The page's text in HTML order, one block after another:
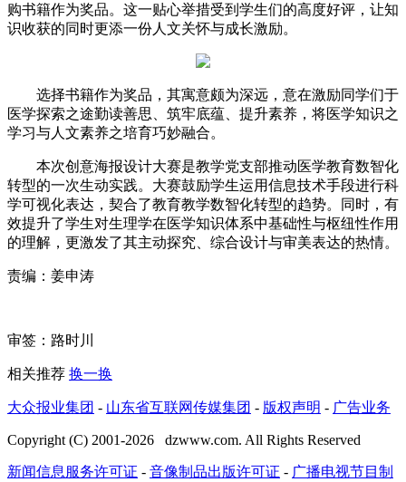
购书籍作为奖品。这一贴心举措受到学生们的高度好评，让知
识收获的同时更添一份人文关怀与成长激励。
选择书籍作为奖品，其寓意颇为深远，意在激励同学们于
医学探索之途勤读善思、筑牢底蕴、提升素养，将医学知识之
学习与人文素养之培育巧妙融合。
本次创意海报设计大赛是教学党支部推动医学教育数智化
转型的一次生动实践。大赛鼓励学生运用信息技术手段进行科
学可视化表达，契合了教育教学数智化转型的趋势。同时，有
效提升了学生对生理学在医学知识体系中基础性与枢纽性作用
的理解，更激发了其主动探究、综合设计与审美表达的热情。
责编：姜申涛
审签：路时川
相关推荐 换一换
大众报业集团 - 山东省互联网传媒集团 - 版权声明 - 广告业务
Copyright (C) 2001-2026 dzwww.com. All Rights Reserved
新闻信息服务许可证 - 音像制品出版许可证 - 广播电视节目制